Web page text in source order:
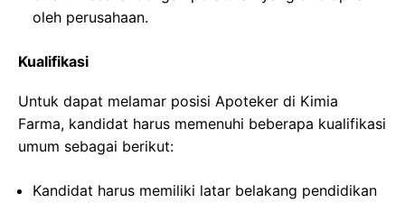
oleh perusahaan.
Kualifikasi
Untuk dapat melamar posisi Apoteker di Kimia
Farma, kandidat harus memenuhi beberapa kualifikasi
umum sebagai berikut:
Kandidat harus memiliki latar belakang pendidikan